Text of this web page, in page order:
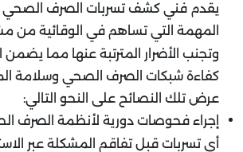
يقدم فني كشف تسربات الصرف الصحي
المهمة التي تساهم في الوقائية من
وتجنب الأضرار المترتبة عنها مما
كفاءة شبكات الصرف الصحي وسلامة
عرض تلك النصائح على النحو التالي:
إجراء فحوصات دورية لأنظمة الصرف
أي تسربات قبل تفاقم المشكلة عبر